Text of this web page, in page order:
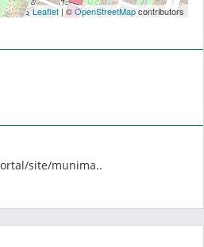
Leaflet| ©OpenStreetMapcontributors
site/munima..